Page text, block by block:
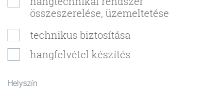
összeszerelése, üzemeltetése
technikus biztosítása
hangfelvétel készítés
Helyszín